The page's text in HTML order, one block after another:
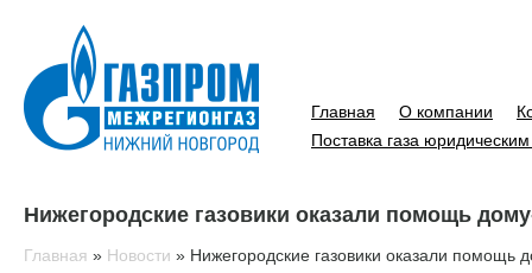
Главная О компании
Поставка газа
Нижегородские газовики оказали помощь
Главная » Новости » Нижегородские газовики оказали помощь